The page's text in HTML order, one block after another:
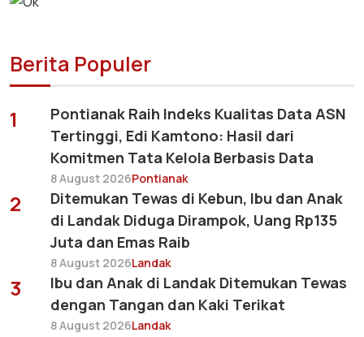
Berita Populer
1
Pontianak Raih Indeks Kualitas Data ASN
Tertinggi, Edi Kamtono: Hasil dari
Komitmen Tata Kelola Berbasis Data
8 August 2026Pontianak
2
Ditemukan Tewas di Kebun, Ibu dan Anak
di Landak Diduga Dirampok, Uang Rp135
Juta dan Emas Raib
8 August 2026Landak
3
Ibu dan Anak di Landak Ditemukan Tewas
dengan Tangan dan Kaki Terikat
8 August 2026Landak